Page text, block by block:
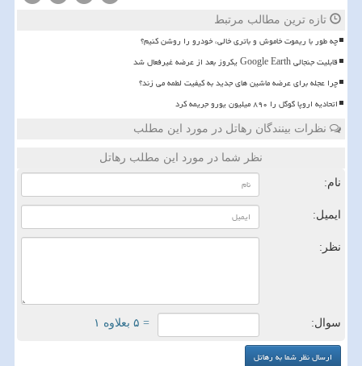
تازه ترین مطالب مرتبط
چه طور با ریموت خاموش و باتری خالی، خودرو را روشن کنیم؟
قابلیت جنجالی Google Earth یکروز بعد از عرضه غیرفعال شد
چرا عجله برای عرضه ماشین های جدید به کیفیت لطمه می زند؟
اتحادیه اروپا گوگل را ۸۹۰ میلیون یورو جریمه کرد
نظرات بینندگان رهاتل در مورد این مطلب
نظر شما در مورد این مطلب رهاتل
نام:
ایمیل:
نظر:
سوال: = ۵ بعلاوه ۱